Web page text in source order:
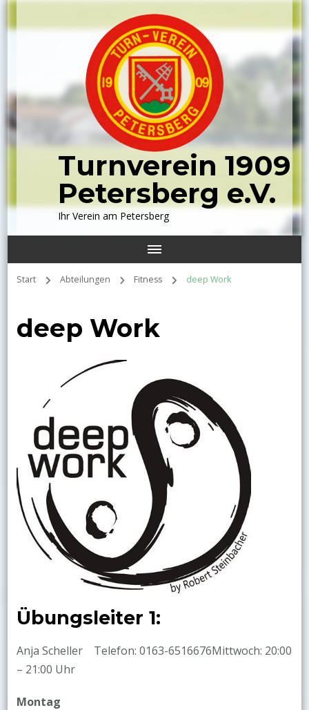
Turnverein 1909
Petersberg e.V.
Ihr Verein am Petersberg
Start Abteilungen Fitness deep Work
deep Work
Übungsleiter 1:
Anja Scheller Telefon: 0163-6516676Mittwoch: 20:00
– 21:00 Uhr
Montag